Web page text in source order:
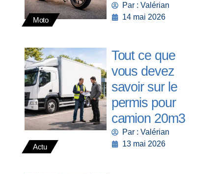
Moto
Par : Valérian
14 mai 2026
Actu
Tout ce que
vous devez
savoir sur le
permis pour
camion 20m3
Par : Valérian
13 mai 2026